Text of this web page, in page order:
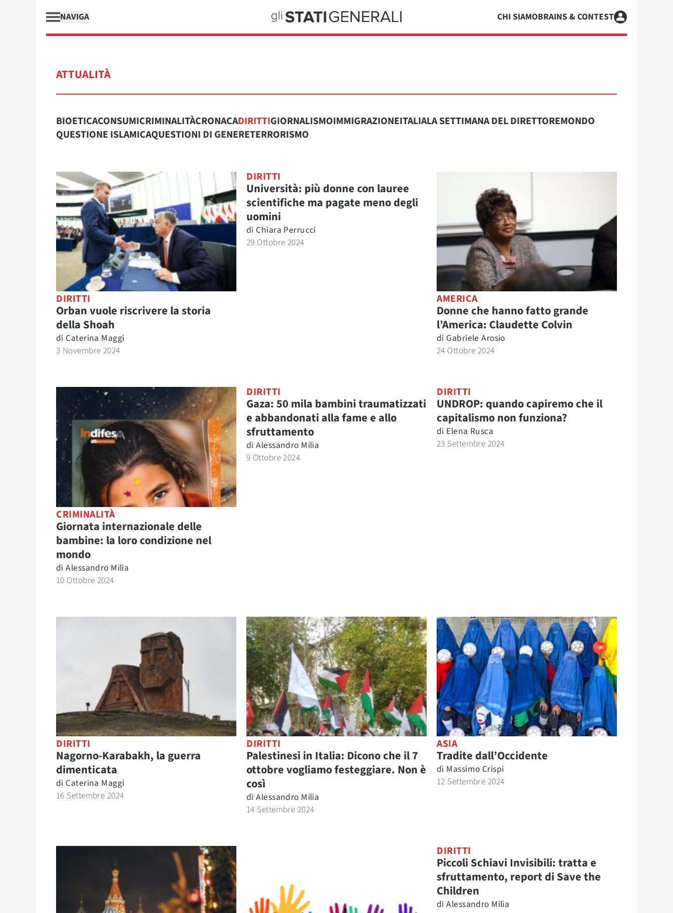
NAVIGA CHI SIAMOBRAINS & CONTEST
ATTUALITÀ
BIOETICACONSUMICRIMINALITÀCRONACADIRITTIGIORNALISMOIMMIGRAZIONEITALIALA SETTIMANA DEL DIRETTOREMONDO
QUESTIONE ISLAMICAQUESTIONI DI GENERETERRORISMO
DIRITTI
Orban vuole riscrivere la storia
della Shoah
di Caterina Maggi
3 Novembre 2024
DIRITTI
Università: più donne con lauree
scientifiche ma pagate meno degli
uomini
di Chiara Perrucci
29 Ottobre 2024
AMERICA
Donne che hanno fatto grande
l’America: Claudette Colvin
di Gabriele Arosio
24 Ottobre 2024
CRIMINALITÀ
Giornata internazionale delle
bambine: la loro condizione nel
mondo
di Alessandro Milia
10 Ottobre 2024
DIRITTI
Gaza: 50 mila bambini traumatizzati
e abbandonati alla fame e allo
sfruttamento
di Alessandro Milia
9 Ottobre 2024
DIRITTI
UNDROP: quando capiremo che il
capitalismo non funziona?
di Elena Rusca
23 Settembre 2024
DIRITTI
Nagorno-Karabakh, la guerra
dimenticata
di Caterina Maggi
16 Settembre 2024
DIRITTI
Palestinesi in Italia: Dicono che il 7
ottobre vogliamo festeggiare. Non è
così
di Alessandro Milia
14 Settembre 2024
ASIA
Tradite dall’Occidente
di Massimo Crispi
12 Settembre 2024
DIRITTI
Piccoli Schiavi Invisibili: tratta e
sfruttamento, report di Save the
Children
di Alessandro Milia